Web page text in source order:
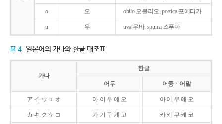
o 오 oblio 오블리오, poetica 포에티카
u 우 uva 우바, spuma 스푸마
표 4 일본어의 가나와 한글 대조표
가나
한글
어두 어중ㆍ어말
ア イ ウ エ オ 아 이 우 에 오 아 이 우 에 오
カ キ ク ケ コ 가 기 구 게 고 카 키 쿠 케 코